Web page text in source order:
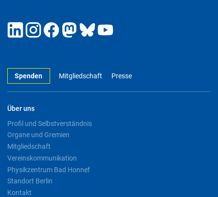
Spenden Mitgliedschaft Presse
Über uns
Profil und Selbstverständnis
Organe und Gremien
Mitgliedschaft
Vereinskommunikation
Physikzentrum Bad Honnef
Standort Berlin
Kontakt